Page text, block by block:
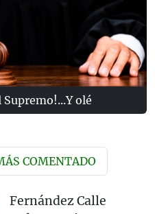
olé
COMENTADO
Fernández Calle